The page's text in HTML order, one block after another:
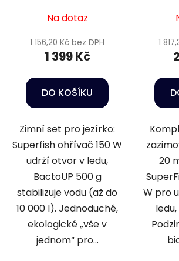
Na dotaz
1 156,20 Kč bez DPH
1 399 Kč
DO KOŠÍKU
Zimní set pro jezírko:
Superfish ohřívač 150 W
udrží otvor v ledu,
BactoUP 500 g
stabilizuje vodu (až do
10 000 l). Jednoduché,
ekologické „vše v
jednom“ pro...
1
20
W pro